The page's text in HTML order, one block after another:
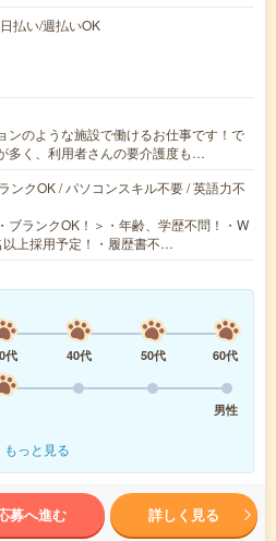
払い/週払いOK
ンのような施設で働けるお仕事です！で
多く、利用者さんの要介護度も…
ンクOK / パソコンスキル不要 / 英語力不
ブランクOK！＞・年齢、学歴不問！・W
以上採用予定！・履歴書不…
代 40代 50代
60代
男性
もっと見る
募へ進む 詳しく見る